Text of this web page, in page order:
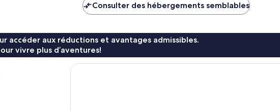
Consulter des hébergements semblables
accéder aux réductions et avantages admissibles.
vivre plus d’aventures!